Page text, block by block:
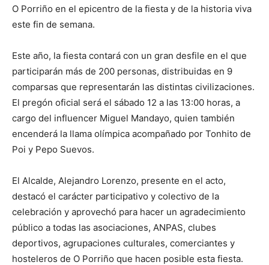
O Porriño en el epicentro de la fiesta y de la historia viva
este fin de semana.
Este año, la fiesta contará con un gran desfile en el que
participarán más de 200 personas, distribuidas en 9
comparsas que representarán las distintas civilizaciones.
El pregón oficial será el sábado 12 a las 13:00 horas, a
cargo del influencer Miguel Mandayo, quien también
encenderá la llama olímpica acompañado por Tonhito de
Poi y Pepo Suevos.
El Alcalde, Alejandro Lorenzo, presente en el acto,
destacó el carácter participativo y colectivo de la
celebración y aprovechó para hacer un agradecimiento
público a todas las asociaciones, ANPAS, clubes
deportivos, agrupaciones culturales, comerciantes y
hosteleros de O Porriño que hacen posible esta fiesta.